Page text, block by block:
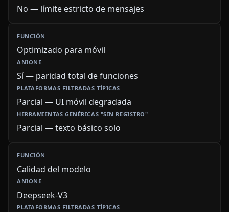
No — límite estricto de mensajes
Optimizado para móvil
Sí — paridad total de funciones
Parcial — UI móvil degradada
Parcial — texto básico solo
Calidad del modelo
Deepseek-V3